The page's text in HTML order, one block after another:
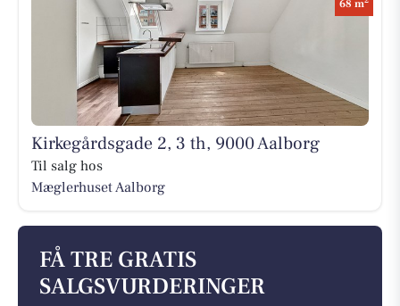
68 m
Kirkegårdsgade 2, 3 th, 9000 Aalborg
Til salg hos
Mæglerhuset Aalborg
FÅ TRE GRATIS
SALGSVURDERINGER